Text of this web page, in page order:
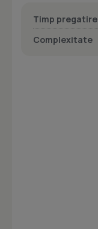
Timp pregatire
Complexitate